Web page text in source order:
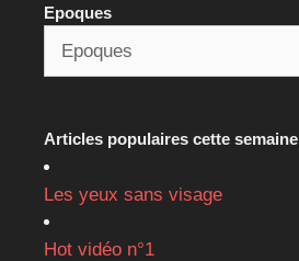
Epoques
Articles populaires cette semaine
Les yeux sans visage
Hot vidéo n°1